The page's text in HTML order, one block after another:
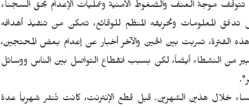
تتوقف موجة العنف والضغوط الأمنية وعمليات الإعدام بحق السجناء
المعلومات وتحريفه المنظم للوقائع، تمكن من تنفيذ أهدافه
تسربت بين الحين والآخر أخبار عن إعدام بعض المحتجين،
النشطاء أيضاً، لكن بسبب انقطاع التواصل بين الناس ووسائل
هذين الشهرين. قبل قطع الإنترنت، كانت تُنشر شهرياً عدة